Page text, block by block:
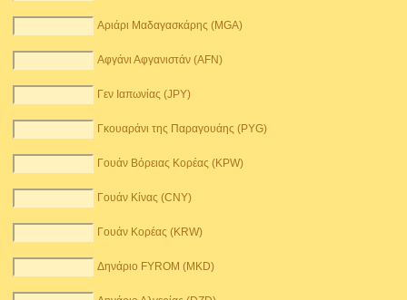
Αριάρι Μαδαγασκάρης (MGA)
Αφγάνι Αφγανιστάν (AFN)
Γεν Ιαπωνίας (JPY)
Γκουαράνι της Παραγουάης (PYG)
Γουάν Βόρειας Κορέας (KPW)
Γουάν Κίνας (CNY)
Γουάν Κορέας (KRW)
Δηνάριο FYROM (MKD)